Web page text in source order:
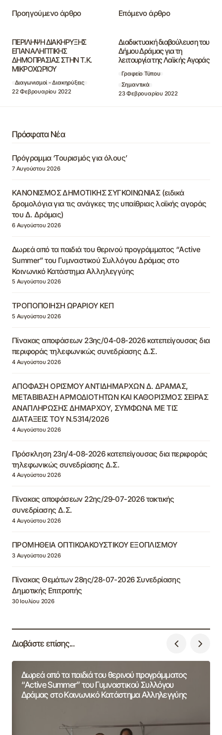
Προηγούμενο άρθρο
ΠΕΡΙΛΗΨΗ ΔΙΑΚΗΡΥΞΗΣ
ΕΠΑΝΑΛΗΠΤΙΚΗΣ
ΔΗΜΟΠΡΑΣΙΑΣ ΣΤΗΝ Τ.Κ.
ΜΙΚΡΟΧΩΡΙΟΥ
Διαγωνισμοί - Διακηρύξεις
22 Φεβρουαρίου 2022
Επόμενο άρθρο
Διαδικτυακή διαβούλευση του
Δήμου Δράμας για τη
λειτουργία της Λαϊκής Αγοράς
Γραφείο Τύπου
Σημαντικά
23 Φεβρουαρίου 2022
Πρόσφατα Νέα
Πρόγραμμα ‘Τουρισμός για όλους’
7 Αυγούστου 2026
ΚΑΝΟΝΙΣΜΟΣ ΔΗΜΟΤΙΚΗΣ ΣΥΓΚΟΙΝΩΝΙΑΣ (ειδικά
δρομολόγια για τις ανάγκες της υπαίθριας λαϊκής αγοράς
του Δ. Δράμας)
6 Αυγούστου 2026
Δωρεά από τα παιδιά του θερινού προγράμματος “Active
Summer” του Γυμναστικού Συλλόγου Δράμας στο
Κοινωνικό Κατάστημα Αλληλεγγύης
5 Αυγούστου 2026
ΤΡΟΠΟΠΟΙΗΣΗ ΩΡΑΡΙΟΥ ΚΕΠ
5 Αυγούστου 2026
Πίνακας αποφάσεων 23ης/04-08-2026 κατεπείγουσας δια
περιφοράς τηλεφωνικώς συνεδρίασης Δ.Σ.
4 Αυγούστου 2026
ΑΠΟΦΑΣΗ ΟΡΙΣΜΟΥ ΑΝΤΙΔΗΜΑΡΧΩΝ Δ. ΔΡΑΜΑΣ,
ΜΕΤΑΒΙΒΑΣΗ ΑΡΜΟΔΙΟΤΗΤΩΝ ΚΑΙ ΚΑΘΟΡΙΣΜΟΣ ΣΕΙΡΑΣ
ΑΝΑΠΛΗΡΩΣΗΣ ΔΗΜΑΡΧΟΥ, ΣΥΜΦΩΝΑ ΜΕ ΤΙΣ
ΔΙΑΤΑΞΕΙΣ ΤΟΥ Ν.5314/2026
4 Αυγούστου 2026
Πρόσκληση 23η/4-08-2026 κατεπείγουσας δια περιφοράς
τηλεφωνικώς συνεδρίασης Δ.Σ.
4 Αυγούστου 2026
Πίνακας αποφάσεων 22ης/29-07-2026 τακτικής
συνεδρίασης Δ.Σ.
4 Αυγούστου 2026
ΠΡΟΜΗΘΕΙΑ ΟΠΤΙΚΟΑΚΟΥΣΤΙΚΟΥ ΕΞΟΠΛΙΣΜΟΥ
3 Αυγούστου 2026
Πίνακας Θεμάτων 28ης/28-07-2026 Συνεδρίασης
Δημοτικής Επιτροπής
30 Ιουλίου 2026
Διαβάστε επίσης...
Δωρεά από τα παιδιά του θερινού προγράμματος
“Active Summer” του Γυμναστικού Συλλόγου
Δράμας στο Κοινωνικό Κατάστημα Αλληλεγγύης